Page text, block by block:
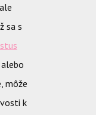
sa s
môže
k